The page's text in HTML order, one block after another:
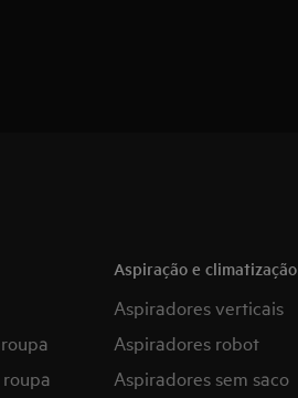
Aspiração e climatização
Aspiradores verticais
Aspiradores robot
Aspiradores sem saco